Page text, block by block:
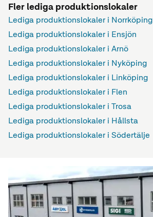
Fler lediga produktionslokaler
Lediga produktionslokaler i Norrköping
Lediga produktionslokaler i Ensjön
Lediga produktionslokaler i Arnö
Lediga produktionslokaler i Nyköping
Lediga produktionslokaler i Linköping
Lediga produktionslokaler i Flen
Lediga produktionslokaler i Trosa
Lediga produktionslokaler i Hållsta
Lediga produktionslokaler i Södertälje